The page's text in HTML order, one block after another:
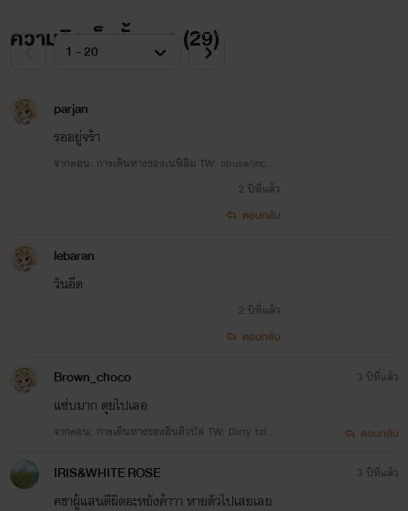
ความคิดเห็นทั้งหมด (29)
parjan
รออยู่จร้า
จากตอน: การเดินทางของเนฟิลิม TW: abuse/inces
2 ปีที่แล้ว
ตอบกลับ
lebaran
วันอีด
2 ปีที่แล้ว
ตอบกลับ
Brown_choco
แซ่บมาก ตุยไปเลอ
จากตอน: การเดินทางของอินคิวบัส TW: Dirty talk/
3 ปีที่แล้ว
ตอบกลับ
IRIS&WHITE ROSE
คชาผู้แสนดีผิดอะหยังค้าาา หายตัวไปเสยเลย
3 ปีที่แล้ว